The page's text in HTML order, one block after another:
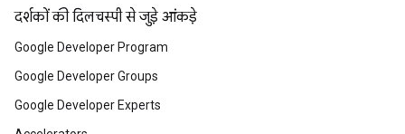
दर्शकों की दिलचस्पी से जुड़े आंकड़े
Google Developer Program
Google Developer Groups
Google Developer Experts